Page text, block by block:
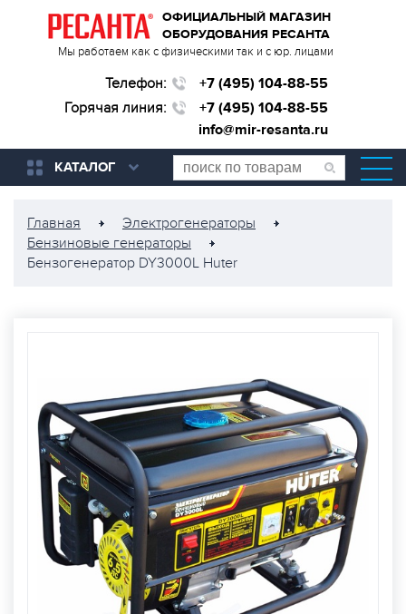
ОФИЦИАЛЬНЫЙ МАГАЗИН
ОБОРУДОВАНИЯ РЕСАНТА
Мы работаем как с физическими так и с юр. лицами
Телефон:
+7 (495) 104-88-55
Горячая линия:
+7 (495) 104-88-55
info@mir-resanta.ru
КАТАЛОГ
Главная
Электрогенераторы
Бензиновые генераторы
Бензогенератор DY3000L Huter